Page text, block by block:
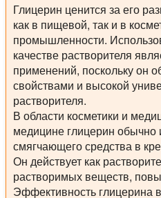
Глицерин ценится за его
как в пищевой, так и в
промышленности.
качестве растворителя
применений, поскольку он
свойствами и высокой
растворителя.
В области косметики и
медицине глицерин обычно
смягчающего средства в
Он действует как
растворимых веществ,
Эффективность глицерина